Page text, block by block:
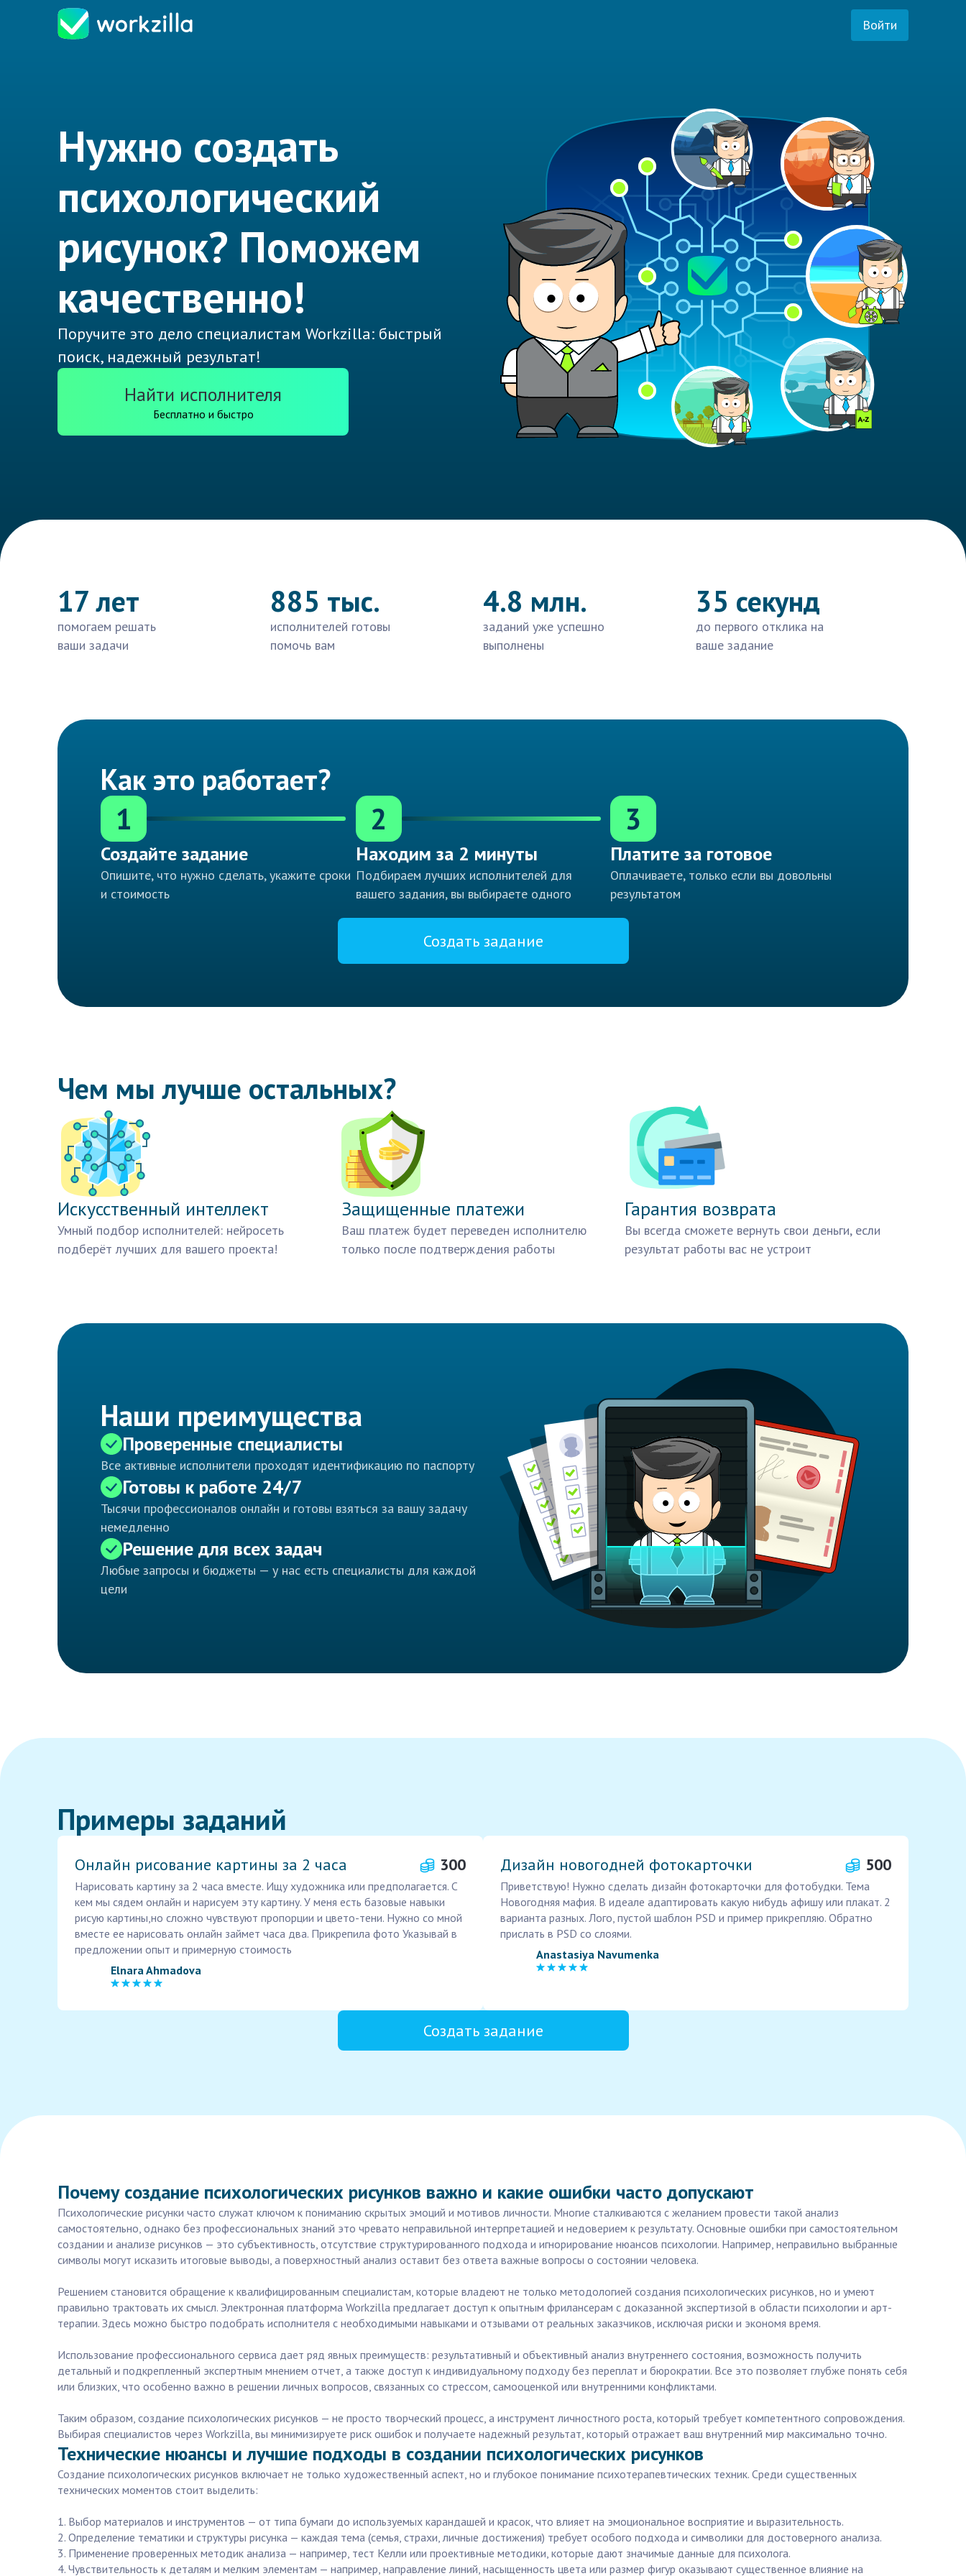
Войти
Нужно создать
психологический
рисунок? Поможем
качественно!
Поручите это дело специалистам Workzilla: быстрый
поиск, надежный результат!
Найти исполнителя
Бесплатно и быстро
17 лет
помогаем решать
ваши задачи
885 тыс.
исполнителей готовы
помочь вам
4.8 млн.
заданий уже успешно
выполнены
35 секунд
до первого отклика на
ваше задание
Как это работает?
1
Создайте задание
Опишите, что нужно сделать, укажите сроки
и стоимость
2
Находим за 2 минуты
Подбираем лучших исполнителей для
вашего задания, вы выбираете одного
3
Платите за готовое
Оплачиваете, только если вы довольны
результатом
Создать задание
Чем мы лучше остальных?
Искусственный интеллект
Умный подбор исполнителей: нейросеть
подберёт лучших для вашего проекта!
Защищенные платежи
Ваш платеж будет переведен исполнителю
только после подтверждения работы
Гарантия возврата
Вы всегда сможете вернуть свои деньги, если
результат работы вас не устроит
Наши преимущества
Проверенные специалисты
Все активные исполнители проходят идентификацию по паспорту
Готовы к работе 24/7
Тысячи профессионалов онлайн и готовы взяться за вашу задачу
немедленно
Решение для всех задач
Любые запросы и бюджеты — у нас есть специалисты для каждой
цели
Примеры заданий
Онлайн рисование картины за 2 часа 300
Нарисовать картину за 2 часа вместе. Ищу художника или предполагается. С
кем мы сядем онлайн и нарисуем эту картину. У меня есть базовые навыки
рисую картины,но сложно чувствуют пропорции и цвето-тени. Нужно со мной
вместе ее нарисовать онлайн займет часа два. Прикрепила фото Указывай в
предложении опыт и примерную стоимость
Elnara Ahmadova
Дизайн новогодней фотокарточки 500
Приветствую! Нужно сделать дизайн фотокарточки для фотобудки. Тема
Новогодняя мафия. В идеале адаптировать какую нибудь афишу или плакат. 2
варианта разных. Лого, пустой шаблон PSD и пример прикрепляю. Обратно
прислать в PSD со слоями.
Anastasiya Navumenka
Создать задание
Почему создание психологических рисунков важно и какие ошибки часто допускают
Психологические рисунки часто служат ключом к пониманию скрытых эмоций и мотивов личности. Многие сталкиваются с желанием провести такой анализ
самостоятельно, однако без профессиональных знаний это чревато неправильной интерпретацией и недоверием к результату. Основные ошибки при самостоятельном
создании и анализе рисунков — это субъективность, отсутствие структурированного подхода и игнорирование нюансов психологии. Например, неправильно выбранные
символы могут исказить итоговые выводы, а поверхностный анализ оставит без ответа важные вопросы о состоянии человека.
Решением становится обращение к квалифицированным специалистам, которые владеют не только методологией создания психологических рисунков, но и умеют
правильно трактовать их смысл. Электронная платформа Workzilla предлагает доступ к опытным фрилансерам с доказанной экспертизой в области психологии и арт-
терапии. Здесь можно быстро подобрать исполнителя с необходимыми навыками и отзывами от реальных заказчиков, исключая риски и экономя время.
Использование профессионального сервиса дает ряд явных преимуществ: результативный и объективный анализ внутреннего состояния, возможность получить
детальный и подкрепленный экспертным мнением отчет, а также доступ к индивидуальному подходу без переплат и бюрократии. Все это позволяет глубже понять себя
или близких, что особенно важно в решении личных вопросов, связанных со стрессом, самооценкой или внутренними конфликтами.
Таким образом, создание психологических рисунков — не просто творческий процесс, а инструмент личностного роста, который требует компетентного сопровождения.
Выбирая специалистов через Workzilla, вы минимизируете риск ошибок и получаете надежный результат, который отражает ваш внутренний мир максимально точно.
Технические нюансы и лучшие подходы в создании психологических рисунков
Создание психологических рисунков включает не только художественный аспект, но и глубокое понимание психотерапевтических техник. Среди существенных
технических моментов стоит выделить:
1. Выбор материалов и инструментов — от типа бумаги до используемых карандашей и красок, что влияет на эмоциональное восприятие и выразительность.
2. Определение тематики и структуры рисунка — каждая тема (семья, страхи, личные достижения) требует особого подхода и символики для достоверного анализа.
3. Применение проверенных методик анализа — например, тест Келли или проективные методики, которые дают значимые данные для психолога.
4. Чувствительность к деталям и мелким элементам — например, направление линий, насыщенность цвета или размер фигур оказывают существенное влияние на